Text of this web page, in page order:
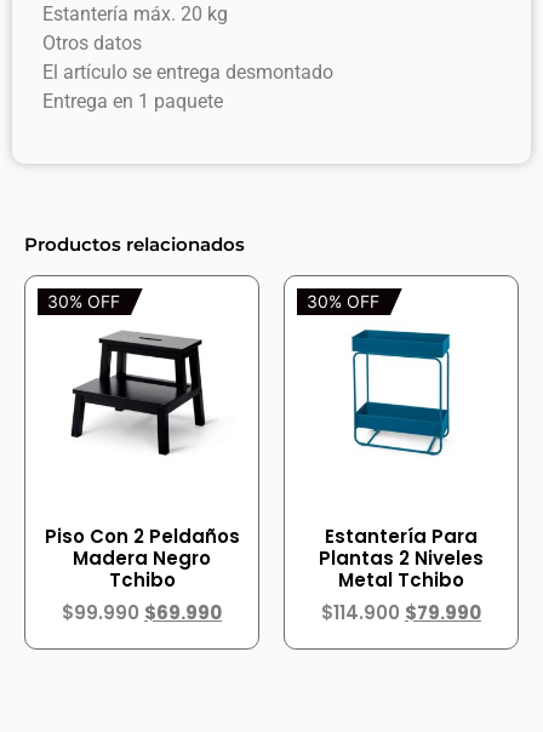
Estantería máx. 20 kg
Otros datos
El artículo se entrega desmontado
Entrega en 1 paquete
Productos relacionados
30% OFF
Piso Con 2 Peldaños
Madera Negro
Tchibo
$99.990 $69.990
30% OFF
Estantería Para
Plantas 2 Niveles
Metal Tchibo
$114.900 $79.990